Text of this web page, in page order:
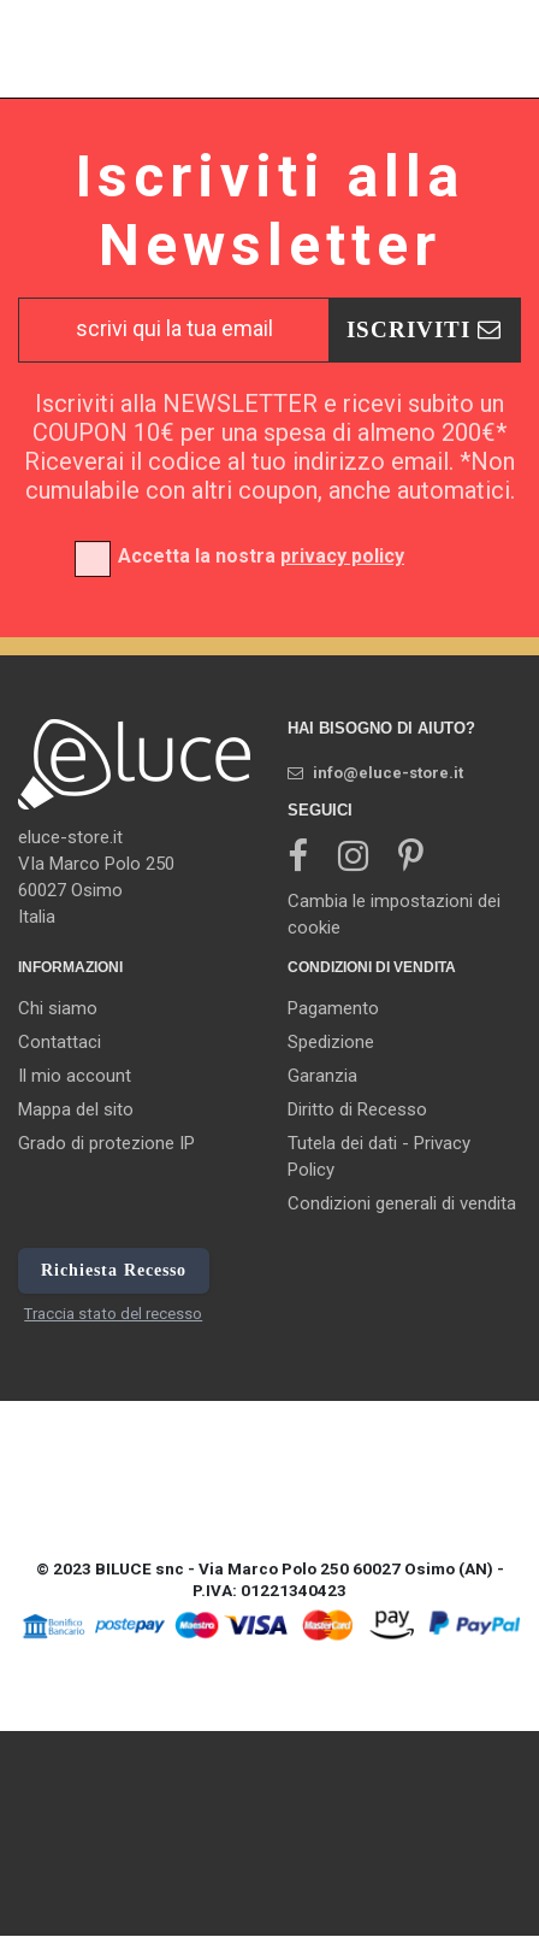
Iscriviti alla
Newsletter
ISCRIVITI
Iscriviti alla NEWSLETTER e ricevi subito un
COUPON 10€ per una spesa di almeno 200€*
Riceverai il codice al tuo indirizzo email. *Non
cumulabile con altri coupon, anche automatici.
Accetta la nostra privacy policy
eluce-store.it
VIa Marco Polo 250
60027 Osimo
Italia
HAI BISOGNO DI AIUTO?
info@eluce-store.it
SEGUICI
Cambia le impostazioni dei
cookie
INFORMAZIONI
Chi siamo
Contattaci
Il mio account
Mappa del sito
Grado di protezione IP
CONDIZIONI DI VENDITA
Pagamento
Spedizione
Garanzia
Diritto di Recesso
Tutela dei dati - Privacy
Policy
Condizioni generali di vendita
Richiesta Recesso
Traccia stato del recesso
© 2023 BILUCE snc - Via Marco Polo 250 60027 Osimo (AN) -
P.IVA: 01221340423